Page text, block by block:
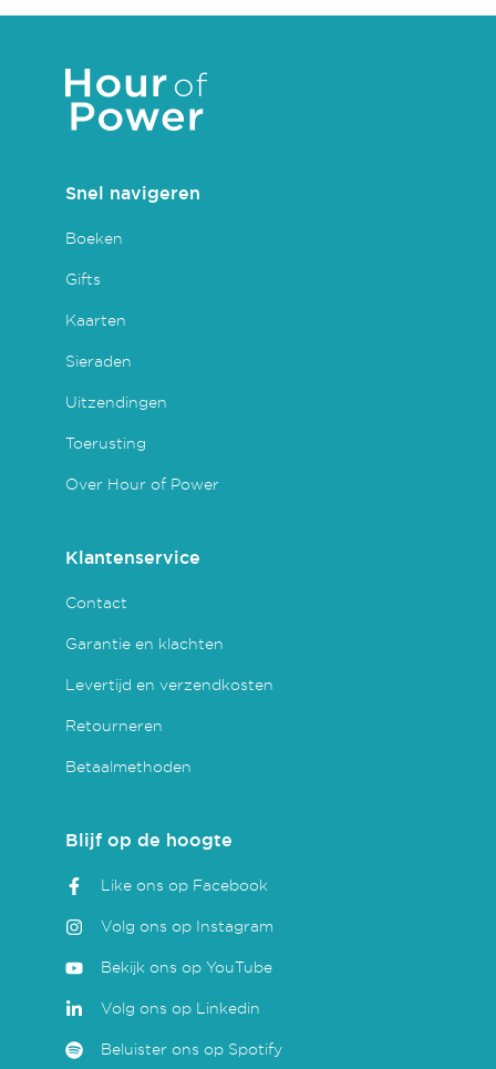
Snel navigeren
Boeken
Gifts
Kaarten
Sieraden
Uitzendingen
Toerusting
Over Hour of Power
Klantenservice
Contact
Garantie en klachten
Levertijd en verzendkosten
Retourneren
Betaalmethoden
Blijf op de hoogte
Like ons op Facebook
Volg ons op Instagram
Bekijk ons op YouTube
Volg ons op Linkedin
Beluister ons op Spotify